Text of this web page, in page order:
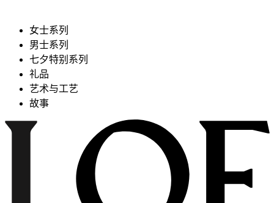
女士系列
男士系列
七夕特别系列
礼品
艺术与工艺
故事